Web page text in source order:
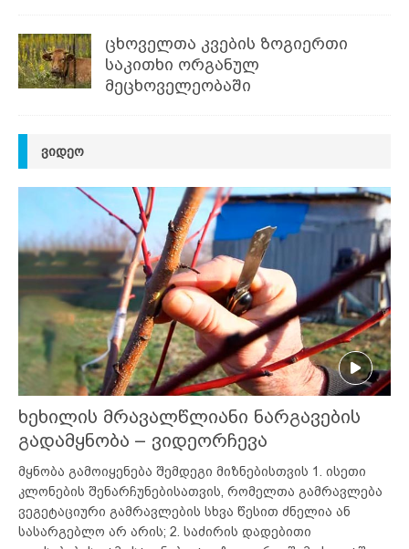
ცხოველთა კვების ზოგიერთი
საკითხი ორგანულ
მეცხოველეობაში
ᲕᲘᲓᲔᲝ
ხეხილის მრავალწლიანი ნარგავების
გადამყნობა – ვიდეორჩევა
მყნობა გამოიყენება შემდეგი მიზნებისთვის 1. ისეთი
კლონების შენარჩუნებისათვის, რომელთა გამრავლება
ვეგეტაციური გამრავლების სხვა წესით ძნელია ან
სასარგებლო არ არის; 2. საძირის დადებითი